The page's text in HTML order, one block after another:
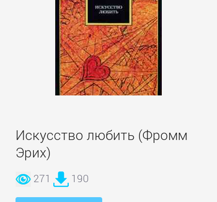
Искусство любить (Фромм
Эрих)
271 190
Социология
Техническая
литература
Философия
Юриспруденция,